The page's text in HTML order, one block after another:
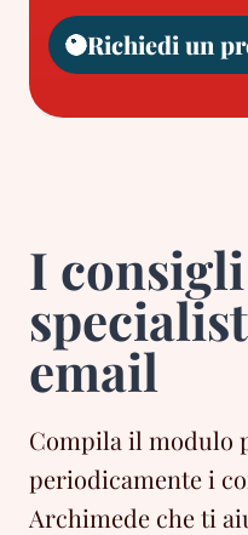
Richiedi un
I
email
Compila il modulo
periodicamente i
Archimede che ti